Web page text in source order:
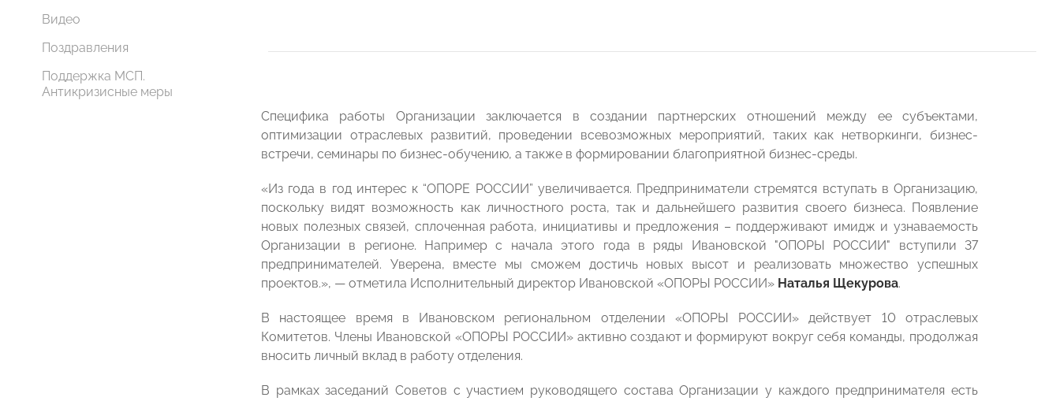
Видео
Поздравления
Поддержка МСП.
Антикризисные меры
Специфика работы Организации заключается в создании партнерских отношений между ее субъектами,
оптимизации отраслевых развитий, проведении всевозможных мероприятий, таких как нетворкинги, бизнес-
встречи, семинары по бизнес-обучению, а также в формировании благоприятной бизнес-среды.
«Из года в год интерес к “ОПОРЕ РОССИИ” увеличивается. Предприниматели стремятся вступать в Организацию,
поскольку видят возможность как личностного роста, так и дальнейшего развития своего бизнеса. Появление
новых полезных связей, сплоченная работа, инициативы и предложения – поддерживают имидж и узнаваемость
Организации в регионе. Например с начала этого года в ряды Ивановской "ОПОРЫ РОССИИ" вступили 37
предпринимателей. Уверена, вместе мы сможем достичь новых высот и реализовать множество успешных
проектов.», — отметила Исполнительный директор Ивановской «ОПОРЫ РОССИИ» Наталья Щекурова.
В настоящее время в Ивановском региональном отделении «ОПОРЫ РОССИИ» действует 10 отраслевых
Комитетов. Члены Ивановской «ОПОРЫ РОССИИ» активно создают и формируют вокруг себя команды, продолжая
вносить личный вклад в работу отделения.
В рамках заседаний Советов с участием руководящего состава Организации у каждого предпринимателя есть